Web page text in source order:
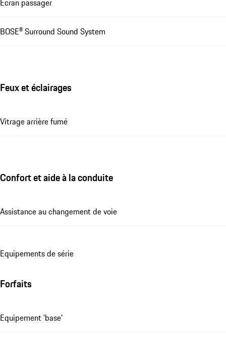
Ecran passager
BOSE® Surround Sound System
Feux et éclairages
Vitrage arrière fumé
Confort et aide à la conduite
Assistance au changement de voie
Equipements de série
Forfaits
Equipement 'base'